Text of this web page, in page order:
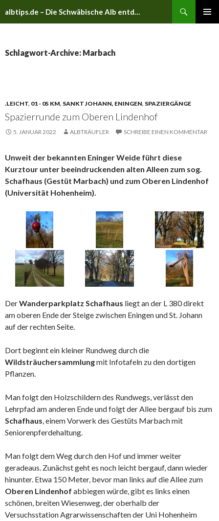
albtips.de – Die Schwäbische Alb entdecken
Schlagwort-Archive: Marbach
.LEICHT, 01 - 05 KM, SANKT JOHANN, ENINGEN, SPAZIERGÄNGE
Spazierrunde zum Oberen Lindenhof
5. JANUAR 2022 ALBTRÄUFLER SCHREIBE EINEN KOMMENTAR
Unweit der bekannten Eninger Weide führt diese
Kurztour unter beeindruckenden alten Alleen zum sog.
Schafhaus (Gestüt Marbach) und zum Oberen Lindenhof
(Universität Hohenheim).
DerWanderparkplatz Schafhaus liegt an der L 380 direkt
am oberen Ende der Steige zwischen Eningen und St. Johann
auf der rechten Seite.
Dort beginnt ein kleiner Rundweg durch die
Wildsträuchersammlungmit Infotafeln zu den dortigen
Pflanzen.
Man folgt den Holzschildern des Rundwegs, verlässt den
Lehrpfad am anderen Ende und folgt der Allee bergauf bis zum
Schafhaus, einem Vorwerk des Gestüts Marbach mit
Seniorenpferdehaltung.
Man folgt dem Weg durch den Hof und immer weiter
geradeaus. Zunächst geht es noch leicht bergauf, dann wieder
hinunter. Etwa 150 Meter, bevor man links auf die Allee zum
Oberen Lindenhof abbiegen würde, gibt es links einen
schönen, breiten Wiesenweg, der oberhalb der
Versuchsstation Agrarwissenschaften der Uni Hohenheim